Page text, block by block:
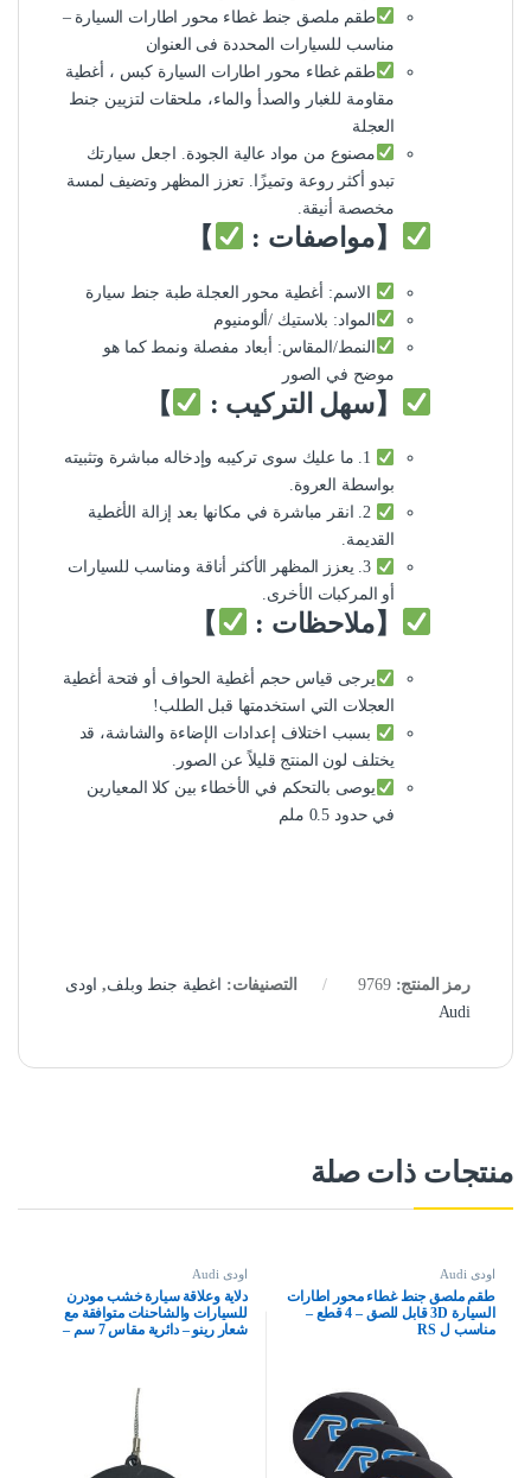
طقم ملصق جنط غطاء محور اطارات السيارة –
مناسب للسيارات المحددة فى العنوان
طقم غطاء محور اطارات السيارة كبس ، أغطية
مقاومة للغبار والصدأ والماء، ملحقات لتزيين جنط
العجلة
مصنوع من مواد عالية الجودة. اجعل سيارتك
تبدو أكثر روعة وتميزًا. تعزز المظهر وتضيف لمسة
مخصصة أنيقة.
【مواصفات : 】
الاسم: أغطية محور العجلة طبة جنط سيارة
المواد: بلاستيك /ألومنيوم
النمط/المقاس: أبعاد مفصلة ونمط كما هو
موضح في الصور
【سهل التركيب : 】
1. ما عليك سوى تركيبه وإدخاله مباشرة وتثبيته
بواسطة العروة.
2. انقر مباشرة في مكانها بعد إزالة الأغطية
القديمة.
3. يعزز المظهر الأكثر أناقة ومناسب للسيارات
أو المركبات الأخرى.
【ملاحظات : 】
يرجى قياس حجم أغطية الحواف أو فتحة أغطية
العجلات التي استخدمتها قبل الطلب!
بسبب اختلاف إعدادات الإضاءة والشاشة، قد
يختلف لون المنتج قليلاً عن الصور.
يوصى بالتحكم في الأخطاء بين كلا المعيارين
في حدود 0.5 ملم
رمز المنتج:9769 التصنيفات: اغطية جنط وبلف, اودى
Audi
منتجات ذات صلة
اودى Audi
طقم ملصق جنط غطاء محور اطارات
السيارة 3D قابل للصق – 4 قطع –
مناسب ل RS
اودى Audi
دلاية وعلاقة سيارة خشب مودرن
للسيارات والشاحنات متوافقة مع
شعار رينو – دائرية مقاس 7 سم –